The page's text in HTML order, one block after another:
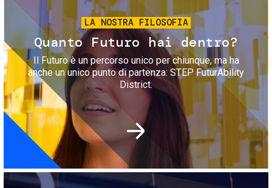
LA NOSTRA FILOSOFIA
Quanto Futuro hai dentro?
Il Futuro è un percorso unico per chiunque, ma ha
anche un unico punto di partenza: STEP FuturAbility
District.
Immagine